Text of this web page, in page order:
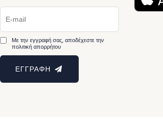
Με την εγγραφή σας, αποδέχεστε την
πολιτική απορρήτου
ΕΓΓΡΑΦΗ